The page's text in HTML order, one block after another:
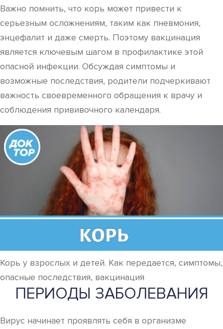
Важно помнить, что корь может привести к
серьезным осложнениям, таким как пневмония,
энцефалит и даже смерть. Поэтому вакцинация
является ключевым шагом в профилактике этой
опасной инфекции. Обсуждая симптомы и
возможные последствия, родители подчеркивают
важность своевременного обращения к врачу и
соблюдения прививочного календаря.
Корь у взрослых и детей. Как передается, симптомы,
опасные последствия, вакцинация
ПЕРИОДЫ ЗАБОЛЕВАНИЯ
Вирус начинает проявлять себя в организме